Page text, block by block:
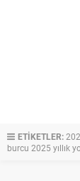
ETİKETLER:
burcu 2025 yıllık